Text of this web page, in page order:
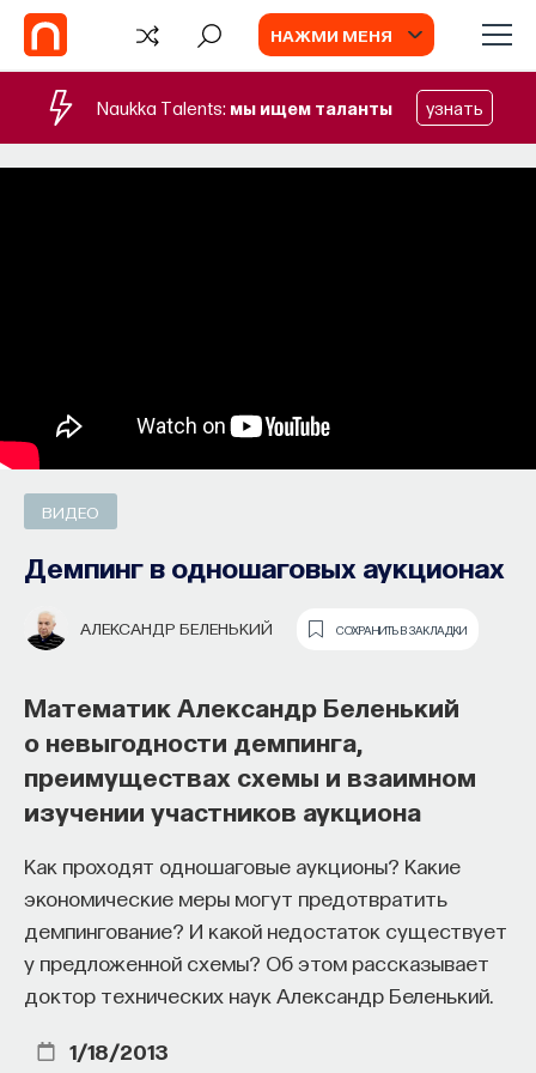
НАЖМИ МЕНЯ
Naukka Talents: мы ищем таланты узнать
ВИДЕО
Демпинг в одношаговых аукционах
АЛЕКСАНДР БЕЛЕНЬКИЙ СОХРАНИТЬ В ЗАКЛАДКИ
Математик Александр Беленький
о невыгодности демпинга,
преимуществах схемы и взаимном
изучении участников аукциона
Как проходят одношаговые аукционы? Какие
экономические меры могут предотвратить
демпингование? И какой недостаток существует
у предложенной схемы? Об этом рассказывает
доктор технических наук Александр Беленький.
1/18/2013
БЛОГ
Максутов запускает сервис, который
поможет найти свою нишу
в глобальных deep tech и биотех
компаниях
ПостНаука, который дал голос учёным и навсегда